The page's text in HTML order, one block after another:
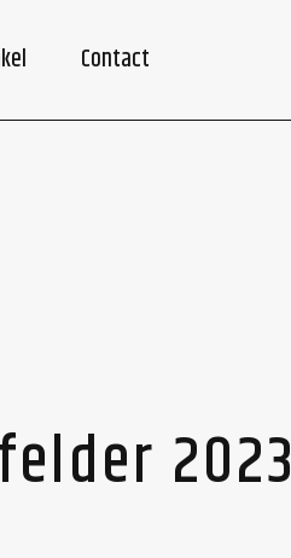
Contact
2023